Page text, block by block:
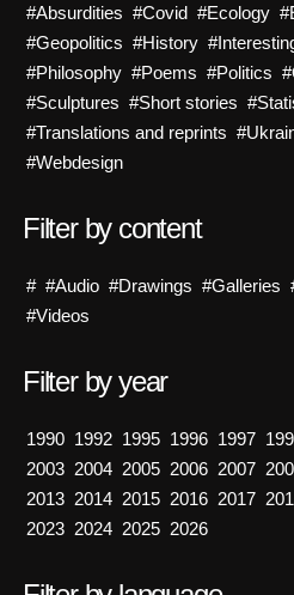
#Absurdities #Covid #Ecology
#Geopolitics #History
#Philosophy #Poems #Politics
#Sculptures #Short stories
#Translations and reprints
#Webdesign
Filter by content
# #Audio #Drawings #Galleries
#Videos
Filter by year
1990 1992 1995 1996 1997
2003 2004 2005 2006 2007
2013 2014 2015 2016 2017
2023 2024 2025 2026